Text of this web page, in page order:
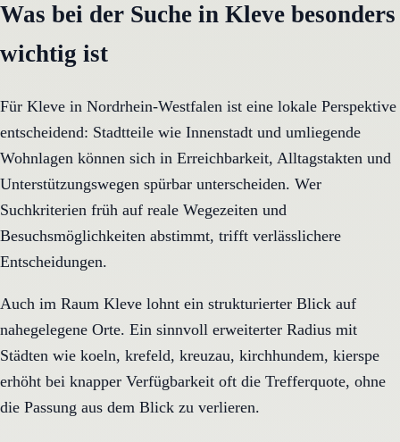
Was bei der Suche in Kleve besonders
wichtig ist
Für Kleve in Nordrhein-Westfalen ist eine lokale Perspektive
entscheidend: Stadtteile wie Innenstadt und umliegende
Wohnlagen können sich in Erreichbarkeit, Alltagstakten und
Unterstützungswegen spürbar unterscheiden. Wer
Suchkriterien früh auf reale Wegezeiten und
Besuchsmöglichkeiten abstimmt, trifft verlässlichere
Entscheidungen.
Auch im Raum Kleve lohnt ein strukturierter Blick auf
nahegelegene Orte. Ein sinnvoll erweiterter Radius mit
Städten wie koeln, krefeld, kreuzau, kirchhundem, kierspe
erhöht bei knapper Verfügbarkeit oft die Trefferquote, ohne
die Passung aus dem Blick zu verlieren.